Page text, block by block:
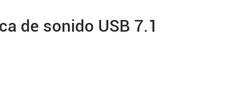
de sonido USB 7.1